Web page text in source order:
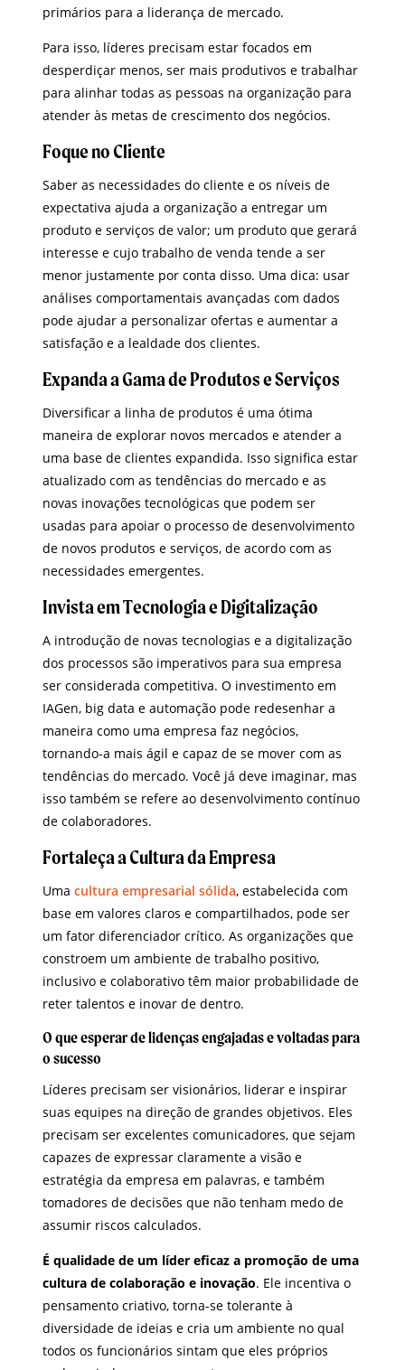
primários para a liderança de mercado.
Para isso, líderes precisam estar focados em
desperdiçar menos, ser mais produtivos e trabalhar
para alinhar todas as pessoas na organização para
atender às metas de crescimento dos negócios.
Foque no Cliente
Saber as necessidades do cliente e os níveis de
expectativa ajuda a organização a entregar um
produto e serviços de valor; um produto que gerará
interesse e cujo trabalho de venda tende a ser
menor justamente por conta disso. Uma dica: usar
análises comportamentais avançadas com dados
pode ajudar a personalizar ofertas e aumentar a
satisfação e a lealdade dos clientes.
Expanda a Gama de Produtos e Serviços
Diversificar a linha de produtos é uma ótima
maneira de explorar novos mercados e atender a
uma base de clientes expandida. Isso significa estar
atualizado com as tendências do mercado e as
novas inovações tecnológicas que podem ser
usadas para apoiar o processo de desenvolvimento
de novos produtos e serviços, de acordo com as
necessidades emergentes.
Invista em Tecnologia e Digitalização
A introdução de novas tecnologias e a digitalização
dos processos são imperativos para sua empresa
ser considerada competitiva. O investimento em
IAGen, big data e automação pode redesenhar a
maneira como uma empresa faz negócios,
tornando-a mais ágil e capaz de se mover com as
tendências do mercado. Você já deve imaginar, mas
isso também se refere ao desenvolvimento contínuo
de colaboradores.
Fortaleça a Cultura da Empresa
Umacultura empresarial sólida, estabelecida com
base em valores claros e compartilhados, pode ser
um fator diferenciador crítico. As organizações que
constroem um ambiente de trabalho positivo,
inclusivo e colaborativo têm maior probabilidade de
reter talentos e inovar de dentro.
O que esperar de lidenças engajadas e voltadas para
o sucesso
Líderes precisam ser visionários, liderar e inspirar
suas equipes na direção de grandes objetivos. Eles
precisam ser excelentes comunicadores, que sejam
capazes de expressar claramente a visão e
estratégia da empresa em palavras, e também
tomadores de decisões que não tenham medo de
assumir riscos calculados.
É qualidade de um líder eficaz a promoção de uma
cultura de colaboração e inovação. Ele incentiva o
pensamento criativo, torna-se tolerante à
diversidade de ideias e cria um ambiente no qual
todos os funcionários sintam que eles próprios